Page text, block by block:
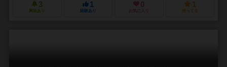
3
興味あり
1
経験あり
0
お気に入り
1
持ってる